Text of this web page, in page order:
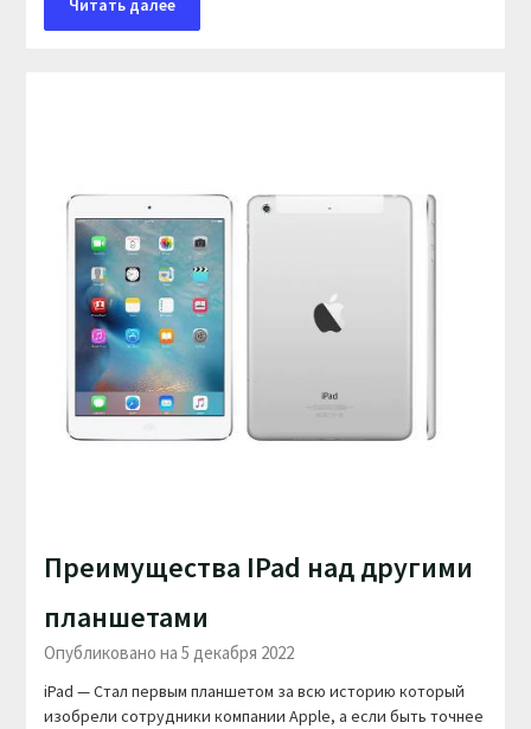
Читать далее
Преимущества IPad над другими
планшетами
Опубликовано на 5 декабря 2022
iPad — Стал первым планшетом за всю историю который
изобрели сотрудники компании Apple, а если быть точнее